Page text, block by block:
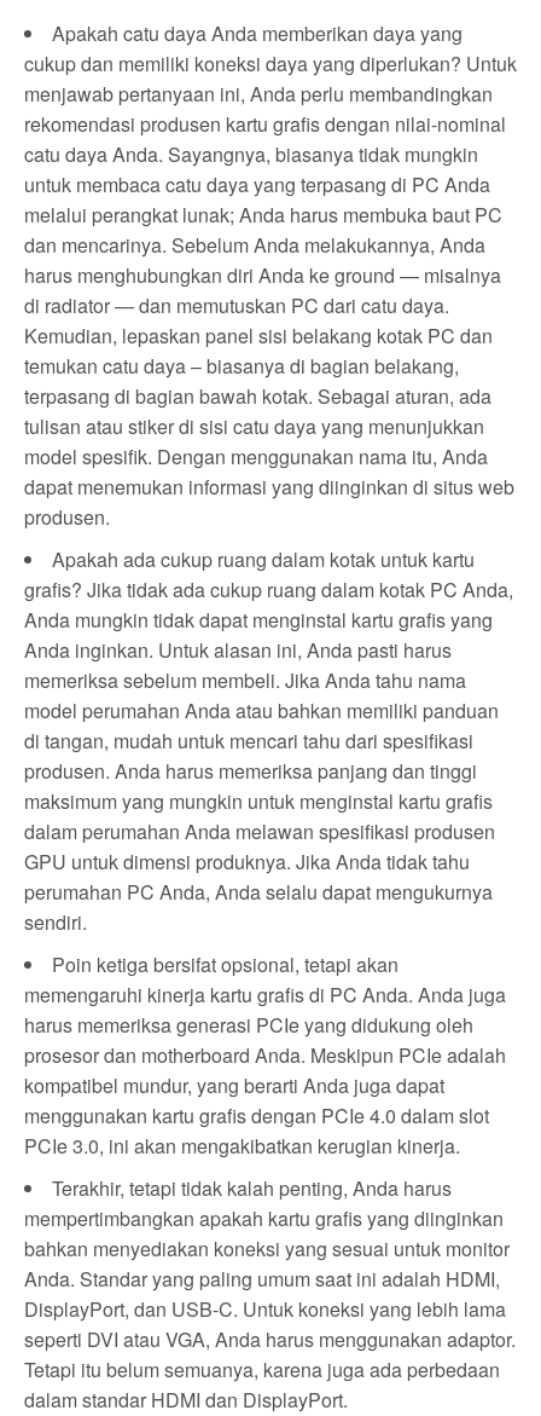
Apakah catu daya Anda memberikan daya yang
cukup dan memiliki koneksi daya yang diperlukan? Untuk
menjawab pertanyaan ini, Anda perlu membandingkan
rekomendasi produsen kartu grafis dengan nilai-nominal
catu daya Anda. Sayangnya, biasanya tidak mungkin
untuk membaca catu daya yang terpasang di PC Anda
melalui perangkat lunak; Anda harus membuka baut PC
dan mencarinya. Sebelum Anda melakukannya, Anda
harus menghubungkan diri Anda ke ground — misalnya
di radiator — dan memutuskan PC dari catu daya.
Kemudian, lepaskan panel sisi belakang kotak PC dan
temukan catu daya – biasanya di bagian belakang,
terpasang di bagian bawah kotak. Sebagai aturan, ada
tulisan atau stiker di sisi catu daya yang menunjukkan
model spesifik. Dengan menggunakan nama itu, Anda
dapat menemukan informasi yang diinginkan di situs web
produsen.
Apakah ada cukup ruang dalam kotak untuk kartu
grafis? Jika tidak ada cukup ruang dalam kotak PC Anda,
Anda mungkin tidak dapat menginstal kartu grafis yang
Anda inginkan. Untuk alasan ini, Anda pasti harus
memeriksa sebelum membeli. Jika Anda tahu nama
model perumahan Anda atau bahkan memiliki panduan
di tangan, mudah untuk mencari tahu dari spesifikasi
produsen. Anda harus memeriksa panjang dan tinggi
maksimum yang mungkin untuk menginstal kartu grafis
dalam perumahan Anda melawan spesifikasi produsen
GPU untuk dimensi produknya. Jika Anda tidak tahu
perumahan PC Anda, Anda selalu dapat mengukurnya
sendiri.
Poin ketiga bersifat opsional, tetapi akan
memengaruhi kinerja kartu grafis di PC Anda. Anda juga
harus memeriksa generasi PCIe yang didukung oleh
prosesor dan motherboard Anda. Meskipun PCIe adalah
kompatibel mundur, yang berarti Anda juga dapat
menggunakan kartu grafis dengan PCIe 4.0 dalam slot
PCIe 3.0, ini akan mengakibatkan kerugian kinerja.
Terakhir, tetapi tidak kalah penting, Anda harus
mempertimbangkan apakah kartu grafis yang diinginkan
bahkan menyediakan koneksi yang sesuai untuk monitor
Anda. Standar yang paling umum saat ini adalah HDMI,
DisplayPort, dan USB-C. Untuk koneksi yang lebih lama
seperti DVI atau VGA, Anda harus menggunakan adaptor.
Tetapi itu belum semuanya, karena juga ada perbedaan
dalam standar HDMI dan DisplayPort.